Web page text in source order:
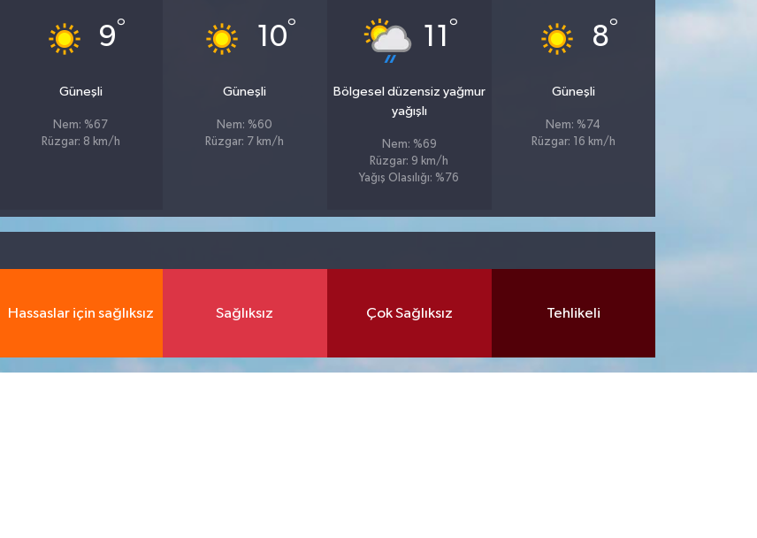
9°
Güneşli
Nem: %67
Rüzgar: 8 km/h
10°
Güneşli
Nem: %60
Rüzgar: 7 km/h
11 °
Bölgesel düzensiz yağmur
yağışlı
Nem: %69
Rüzgar: 9 km/h
Yağış Olasılığı: %76
8°
Güneşli
Nem: %74
Rüzgar: 16 km/h
Hassaslar için sağlıksız Sağlıksız Çok Sağlıksız Tehlikeli